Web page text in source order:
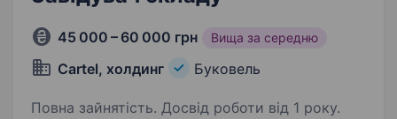
45 000 – 60 000 грн Вища за середню
Cartel, холдинг Буковель
Повна зайнятість. Досвід роботи від 1 року.